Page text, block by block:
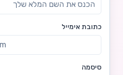
כתובת אימייל
סיסמה